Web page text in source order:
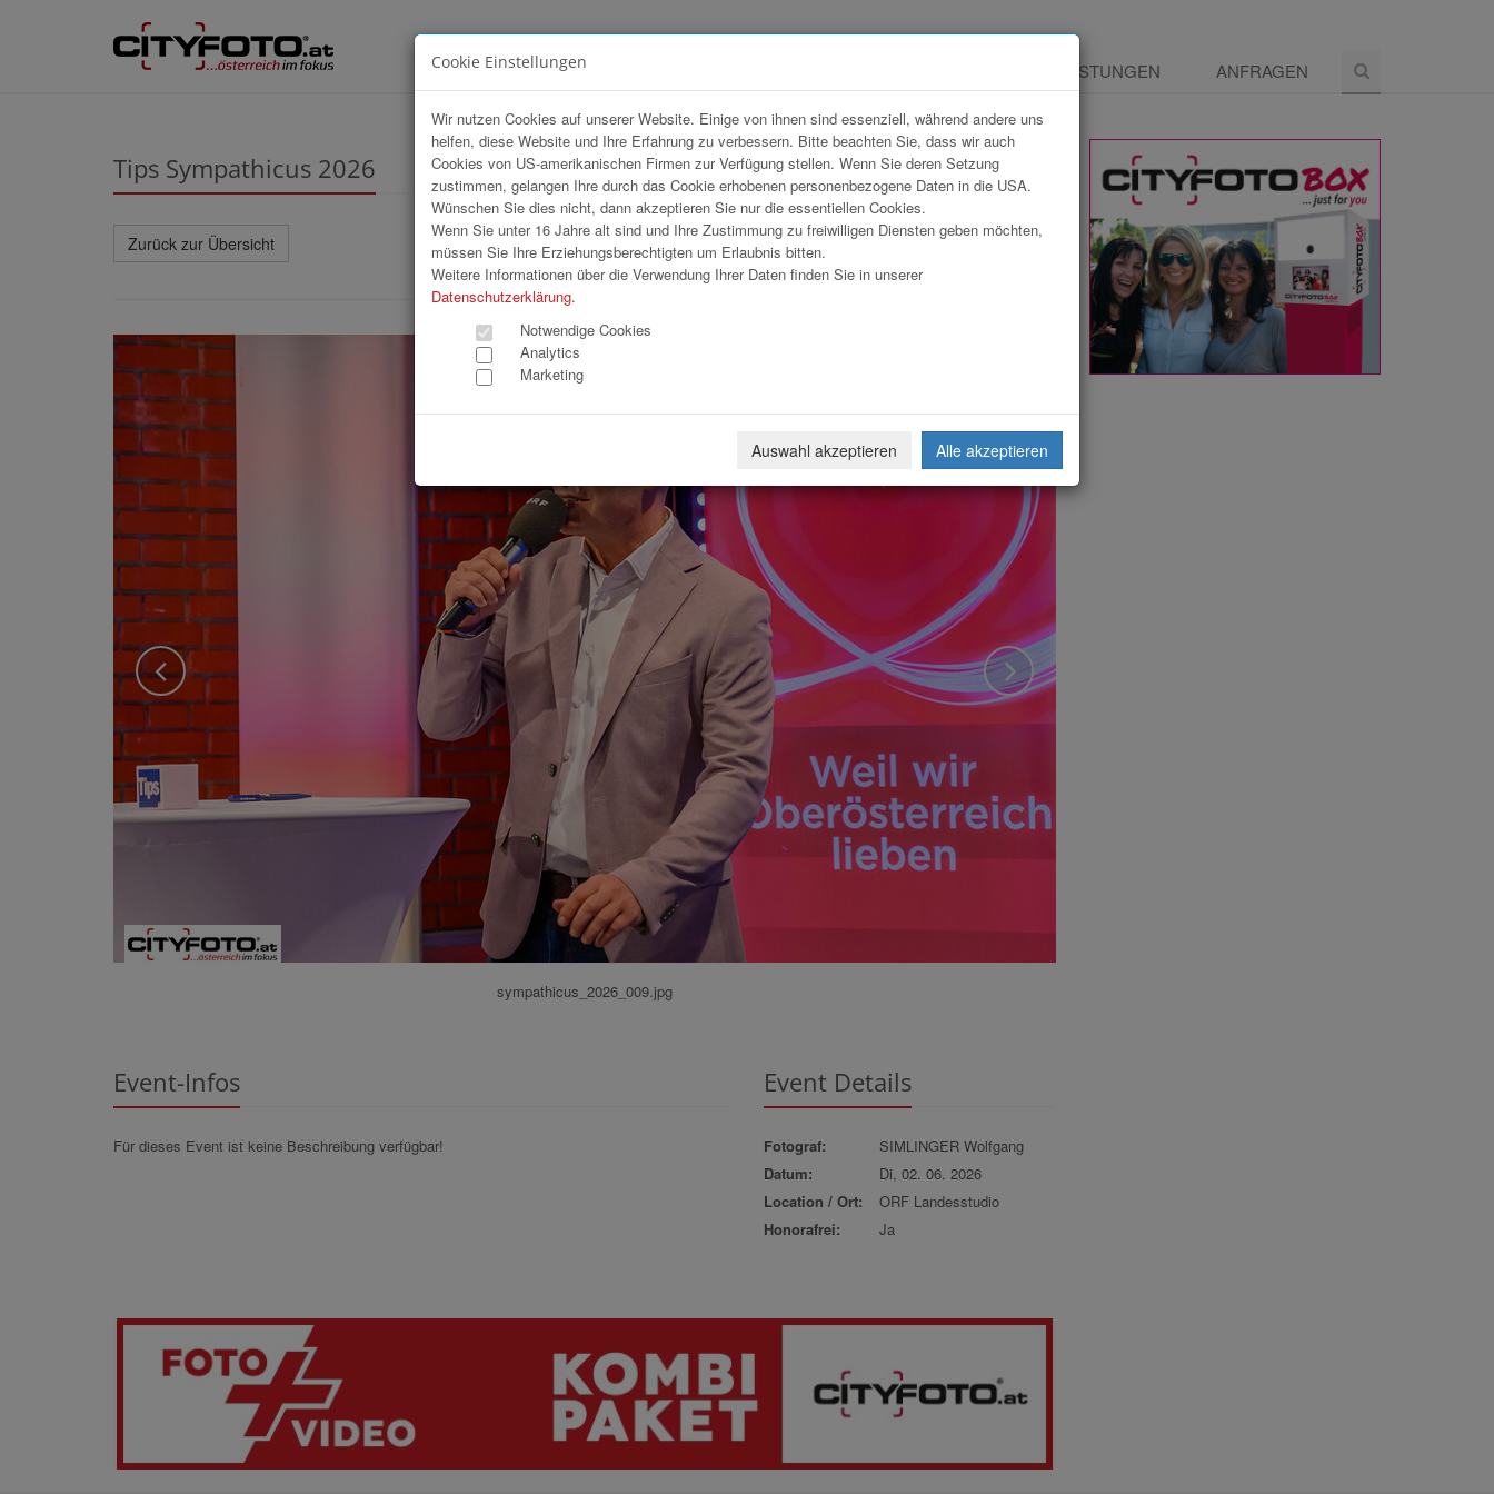
LEISTUNGEN ANFRAGEN
Tips Sympathicus 2026
Zurück zur Übersicht Download Weiterleiten
sympathicus_2026_009.jpg
Event-Infos
Für dieses Event ist keine Beschreibung verfügbar!
Event Details
Fotograf:
SIMLINGER Wolfgang
Datum:
Di, 02. 06. 2026
Location / Ort:
ORF Landesstudio
Honorafrei:
Ja
Cookie Einstellungen
Wir nutzen Cookies auf unserer Website. Einige von ihnen sind essenziell, während andere uns
helfen, diese Website und Ihre Erfahrung zu verbessern. Bitte beachten Sie, dass wir auch
Cookies von US-amerikanischen Firmen zur Verfügung stellen. Wenn Sie deren Setzung
zustimmen, gelangen Ihre durch das Cookie erhobenen personenbezogene Daten in die USA.
Wünschen Sie dies nicht, dann akzeptieren Sie nur die essentiellen Cookies.
Wenn Sie unter 16 Jahre alt sind und Ihre Zustimmung zu freiwilligen Diensten geben möchten,
müssen Sie Ihre Erziehungsberechtigten um Erlaubnis bitten.
Weitere Informationen über die Verwendung Ihrer Daten finden Sie in unserer
Datenschutzerklärung.
Notwendige Cookies
Analytics
Marketing
Auswahl akzeptieren Alle akzeptieren